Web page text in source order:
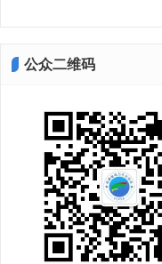
公众二维码